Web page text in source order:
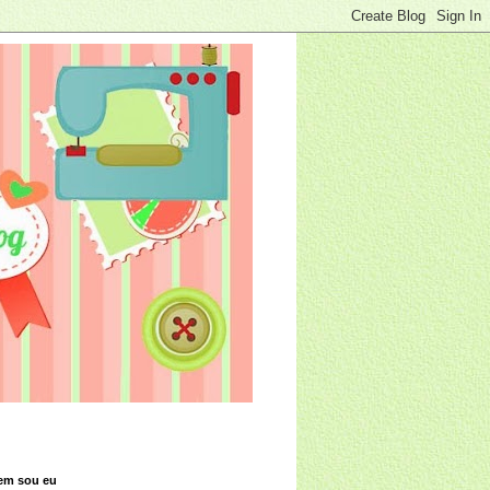
sou eu